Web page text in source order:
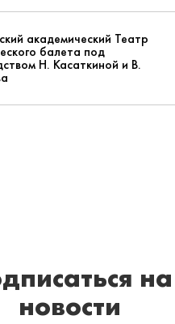
академический Театр
балета под
Н. Касаткиной и В.
на
новости